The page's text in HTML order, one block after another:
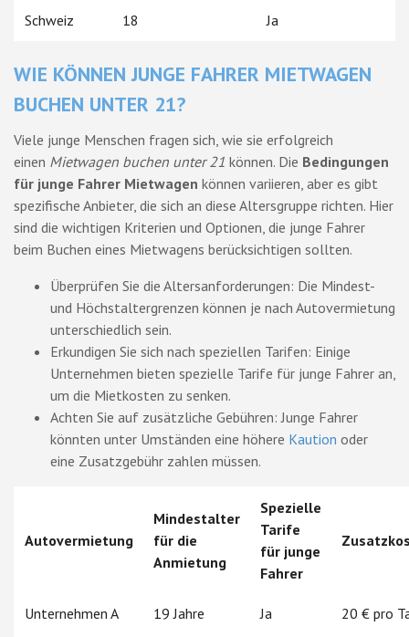
Schweiz 18 Ja
WIE KÖNNEN JUNGE FAHRER MIETWAGEN
BUCHEN UNTER 21?
Viele junge Menschen fragen sich, wie sie erfolgreich
einen Mietwagen buchen unter 21 können. Die Bedingungen
für junge Fahrer Mietwagen können variieren, aber es gibt
spezifische Anbieter, die sich an diese Altersgruppe richten. Hier
sind die wichtigen Kriterien und Optionen, die junge Fahrer
beim Buchen eines Mietwagens berücksichtigen sollten.
Überprüfen Sie die Altersanforderungen: Die Mindest-
und Höchstaltergrenzen können je nach Autovermietung
unterschiedlich sein.
Erkundigen Sie sich nach speziellen Tarifen: Einige
Unternehmen bieten spezielle Tarife für junge Fahrer an,
um die Mietkosten zu senken.
Achten Sie auf zusätzliche Gebühren: Junge Fahrer
könnten unter Umständen eine höhere Kaution oder
eine Zusatzgebühr zahlen müssen.
Autovermietung
Mindestalter
für die
Anmietung
Spezielle
Tarife
für junge
Fahrer
Unternehmen A 19 Jahre Ja 20 € pro